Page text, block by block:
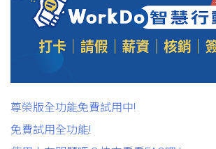
尊榮版全功能免費試用中!
免費試用全功能!